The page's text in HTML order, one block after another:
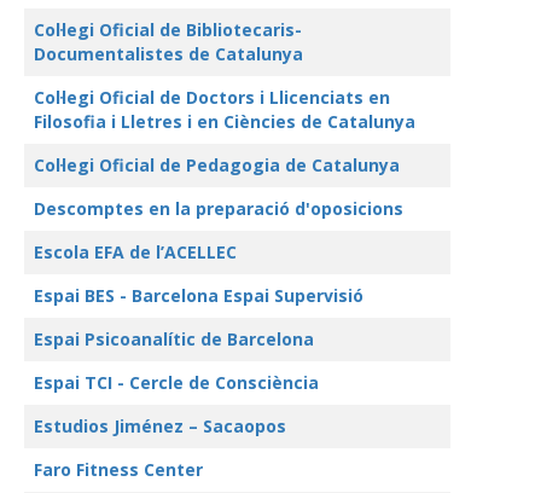
Col·legi Oficial de Bibliotecaris-
Documentalistes de Catalunya
Col·legi Oficial de Doctors i Llicenciats en
Filosofia i Lletres i en Ciències de Catalunya
Col·legi Oficial de Pedagogia de Catalunya
Descomptes en la preparació d'oposicions
Escola EFA de l’ACELLEC
Espai BES - Barcelona Espai Supervisió
Espai Psicoanalític de Barcelona
Espai TCI - Cercle de Consciència
Estudios Jiménez – Sacaopos
Faro Fitness Center